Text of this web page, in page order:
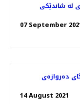
لە شاندێکی
07 September
دەروازەی
14 August 2021